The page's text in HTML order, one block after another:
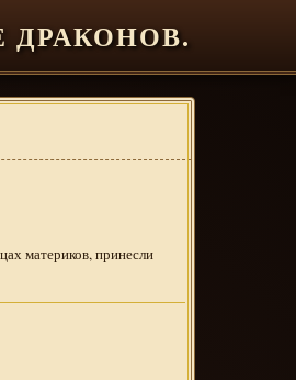
ДРАКОНОВ.
материков, принесли